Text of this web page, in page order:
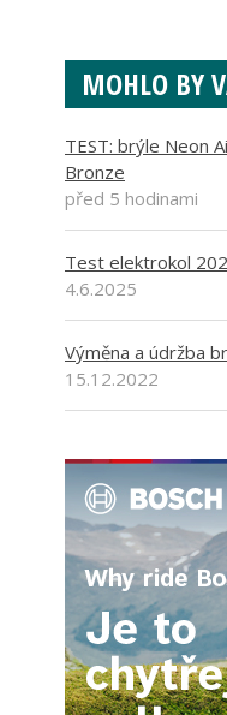
MOHLO BY
TEST: brýle Neon
Bronze
před 5 hodinami
Test elektrokol
4.6.2025
Výměna a údržba
15.12.2022